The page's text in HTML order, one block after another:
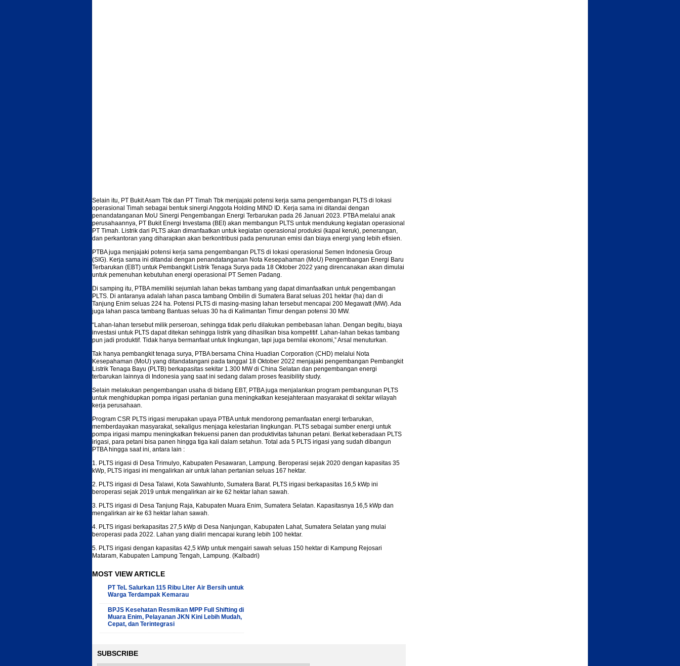
Selain itu, PT Bukit Asam Tbk dan PT Timah Tbk menjajaki potensi kerja sama pengembangan PLTS di lokasi
operasional Timah sebagai bentuk sinergi Anggota Holding MIND ID. Kerja sama ini ditandai dengan
penandatanganan MoU Sinergi Pengembangan Energi Terbarukan pada 26 Januari 2023. PTBA melalui anak
perusahaannya, PT Bukit Energi Investama (BEI) akan membangun PLTS untuk mendukung kegiatan operasional
PT Timah. Listrik dari PLTS akan dimanfaatkan untuk kegiatan operasional produksi (kapal keruk), penerangan,
dan perkantoran yang diharapkan akan berkontribusi pada penurunan emisi dan biaya energi yang lebih efisien.
PTBA juga menjajaki potensi kerja sama pengembangan PLTS di lokasi operasional Semen Indonesia Group
(SIG). Kerja sama ini ditandai dengan penandatanganan Nota Kesepahaman (MoU) Pengembangan Energi Baru
Terbarukan (EBT) untuk Pembangkit Listrik Tenaga Surya pada 18 Oktober 2022 yang direncanakan akan dimulai
untuk pemenuhan kebutuhan energi operasional PT Semen Padang.
Di samping itu, PTBA memiliki sejumlah lahan bekas tambang yang dapat dimanfaatkan untuk pengembangan
PLTS. Di antaranya adalah lahan pasca tambang Ombilin di Sumatera Barat seluas 201 hektar (ha) dan di
Tanjung Enim seluas 224 ha. Potensi PLTS di masing-masing lahan tersebut mencapai 200 Megawatt (MW). Ada
juga lahan pasca tambang Bantuas seluas 30 ha di Kalimantan Timur dengan potensi 30 MW.
“Lahan-lahan tersebut milik perseroan, sehingga tidak perlu dilakukan pembebasan lahan. Dengan begitu, biaya
investasi untuk PLTS dapat ditekan sehingga listrik yang dihasilkan bisa kompetitif. Lahan-lahan bekas tambang
pun jadi produktif. Tidak hanya bermanfaat untuk lingkungan, tapi juga bernilai ekonomi,” Arsal menuturkan.
Tak hanya pembangkit tenaga surya, PTBA bersama China Huadian Corporation (CHD) melalui Nota
Kesepahaman (MoU) yang ditandatangani pada tanggal 18 Oktober 2022 menjajaki pengembangan Pembangkit
Listrik Tenaga Bayu (PLTB) berkapasitas sekitar 1.300 MW di China Selatan dan pengembangan energi
terbarukan lainnya di Indonesia yang saat ini sedang dalam proses feasibility study.
Selain melakukan pengembangan usaha di bidang EBT, PTBA juga menjalankan program pembangunan PLTS
untuk menghidupkan pompa irigasi pertanian guna meningkatkan kesejahteraan masyarakat di sekitar wilayah
kerja perusahaan.
Program CSR PLTS irigasi merupakan upaya PTBA untuk mendorong pemanfaatan energi terbarukan,
memberdayakan masyarakat, sekaligus menjaga kelestarian lingkungan. PLTS sebagai sumber energi untuk
pompa irigasi mampu meningkatkan frekuensi panen dan produktivitas tahunan petani. Berkat keberadaan PLTS
irigasi, para petani bisa panen hingga tiga kali dalam setahun. Total ada 5 PLTS irigasi yang sudah dibangun
PTBA hingga saat ini, antara lain :
1. PLTS irigasi di Desa Trimulyo, Kabupaten Pesawaran, Lampung. Beroperasi sejak 2020 dengan kapasitas 35
kWp, PLTS irigasi ini mengalirkan air untuk lahan pertanian seluas 167 hektar.
2. PLTS irigasi di Desa Talawi, Kota Sawahlunto, Sumatera Barat. PLTS irigasi berkapasitas 16,5 kWp ini
beroperasi sejak 2019 untuk mengalirkan air ke 62 hektar lahan sawah.
3. PLTS irigasi di Desa Tanjung Raja, Kabupaten Muara Enim, Sumatera Selatan. Kapasitasnya 16,5 kWp dan
mengalirkan air ke 63 hektar lahan sawah.
4. PLTS irigasi berkapasitas 27,5 kWp di Desa Nanjungan, Kabupaten Lahat, Sumatera Selatan yang mulai
beroperasi pada 2022. Lahan yang dialiri mencapai kurang lebih 100 hektar.
5. PLTS irigasi dengan kapasitas 42,5 kWp untuk mengairi sawah seluas 150 hektar di Kampung Rejosari
Mataram, Kabupaten Lampung Tengah, Lampung. (Kalbadri)
MOST VIEW ARTICLE
PT TeL Salurkan 115 Ribu Liter Air Bersih untuk
Warga Terdampak Kemarau
BPJS Kesehatan Resmikan MPP Full Shifting di
Muara Enim, Pelayanan JKN Kini Lebih Mudah,
Cepat, dan Terintegrasi
SUBSCRIBE